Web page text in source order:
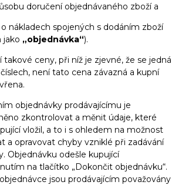
doručení objednávaného zboží a
nákladech spojených s dodáním zboží
jako „objednávka“).
takové ceny, při níž je zjevné, že se jedná
není tato cena závazná a kupní
objednávky prodávajícímu je
zkontrolovat a měnit údaje, které
vložil, a to i s ohledem na možnost
a opravovat chyby vzniklé při zadávání
Objednávku odešle kupující
na tlačítko „Dokončit objednávku“.
jsou prodávajícím považovány